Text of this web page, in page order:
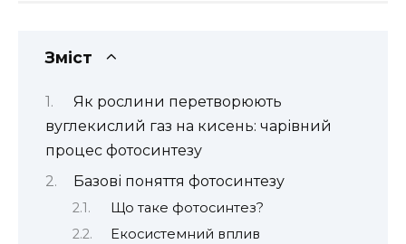
Зміст
Як рослини перетворюють
вуглекислий газ на кисень: чарівний
процес фотосинтезу
Базові поняття фотосинтезу
Що таке фотосинтез?
Екосистемний вплив